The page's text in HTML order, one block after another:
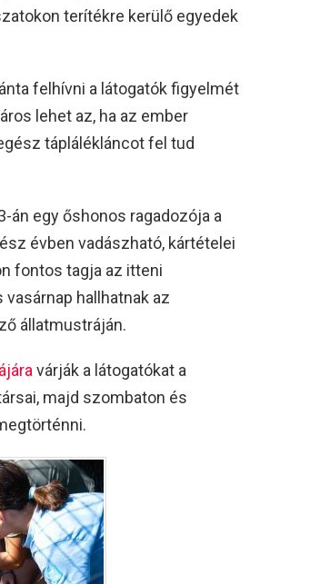
terítékre kerülő egyedek
felhívni a látogatók figyelmét
lehet az, ha az ember
táplálékláncot fel tud
án egy őshonos ragadozója a
évben vadászható, kártételei
fontos tagja az itteni
hallhatnak az
állatmustráján.
várják a látogatókat a
majd szombaton és